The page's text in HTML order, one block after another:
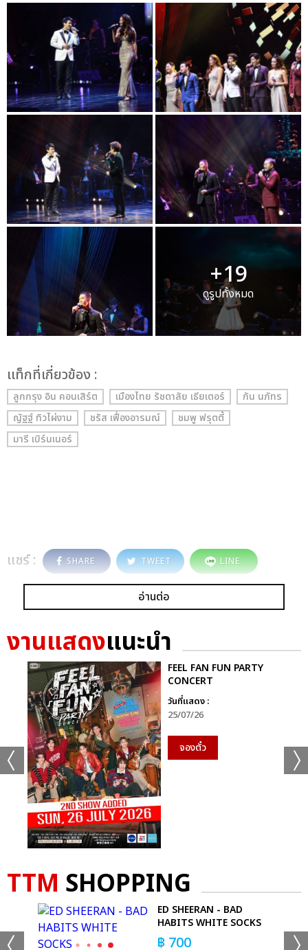
+19
ดูรูปทั้งหมด
เเท็กที่เกี่ยวข้อง :
ลูกกรุง อิน คอนเสิร์ต เมืองไทย รัชดาลัย เธียเตอร์
กัน นภัทร
ญัฐฐ์ ทิวไผ่งาม
ชรัส เฟื่องอารมณ์
ชมพู ฟรุตตี้
มารี เบิร์นเนอร์
แชร์ : SHARE TWEET LINE
อ่านต่อ
งานแสดงแนะนำ
FEEL FAN FUN PARTY
CONCERT
วันที่แสดง :
25/07/26
จองตั๋ว
TTM SHOPPING
ED SHEERAN - BAD
HABITS WHITE SOCKS
฿ 700